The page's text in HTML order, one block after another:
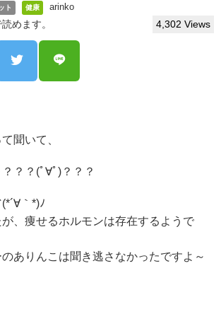
ト 健康 arinko
めます。 4,302 Views
聞いて、
？？(ﾟ∀ﾟ)？？？
｀*)ﾉ
、痩せるホルモンは存在するようで
ありんこは聞き逃さなかったですよ～